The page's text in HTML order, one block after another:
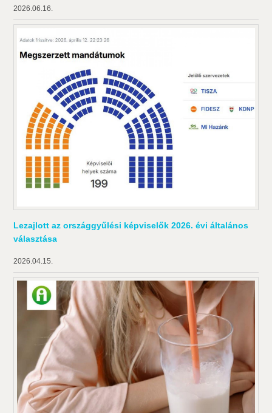
2026.06.16.
Lezajlott az országgyűlési képviselők 2026. évi általános
választása
2026.04.15.